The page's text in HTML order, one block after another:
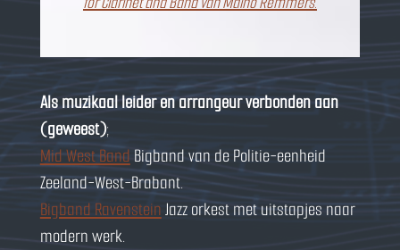
Als muzikaal leider en arrangeur verbonden aan
(geweest);
Mid West Band Bigband van de Politie-eenheid
Zeeland-West-Brabant.
Bigband Ravenstein Jazz orkest met uitstapjes naar
modern werk.